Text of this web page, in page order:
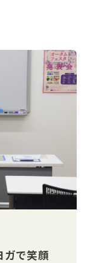
で笑顔